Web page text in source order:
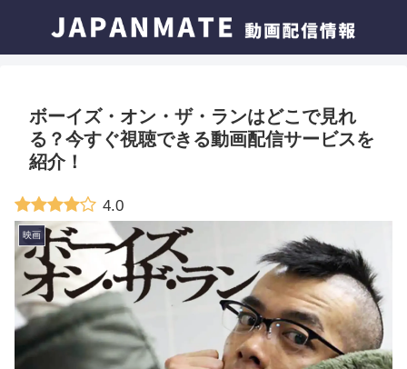
ボーイズ・オン・ザ・ランはどこで見れ
る？今すぐ視聴できる動画配信サービスを
紹介！
4.0
映画